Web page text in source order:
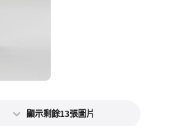
顯示剩餘13張圖片